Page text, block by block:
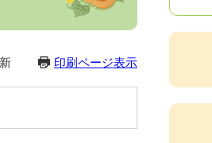
印刷ページ表示